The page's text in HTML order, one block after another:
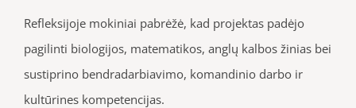
Refleksijoje mokiniai pabrėžė, kad projektas padėjo
pagilinti biologijos, matematikos, anglų kalbos žinias bei
sustiprino bendradarbiavimo, komandinio darbo ir
kultūrines kompetencijas.